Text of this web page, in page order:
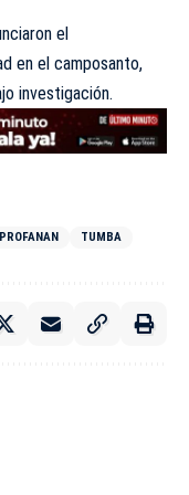
el
en el camposanto,
investigación.
PROFANAN TUMBA